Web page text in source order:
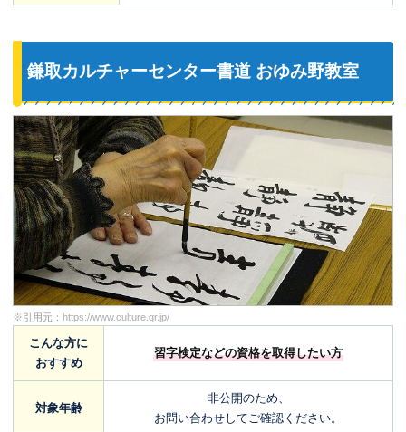
鎌取カルチャーセンター書道 おゆみ野教室
※引用元： https://www.culture.gr.jp/
こんな方に
おすすめ
習字検定などの資格を取得したい方
対象年齢
非公開のため、
お問い合わせしてご確認ください。